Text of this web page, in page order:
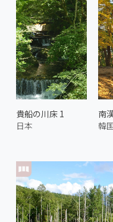
貴船の川床 1
日本
南
韓